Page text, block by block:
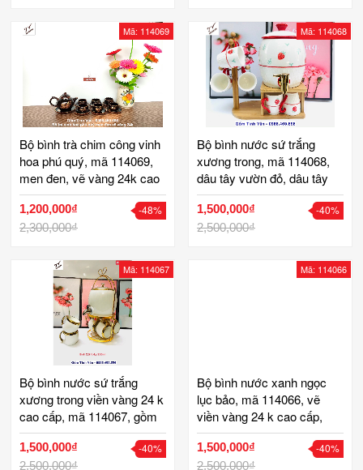
Mã: 114069
Bộ bình trà chim công vinh
hoa phú quý, mã 114069,
men đen, vẽ vàng 24k cao
cấp, gốm bát tràng tinh vân
1,200,000₫
2,300,000₫
-48%
Mã: 114068
Bộ bình nước sứ trắng
xương trong, mã 114068,
dâu tây vườn đỏ, dâu tây
vườn xanh, hoa dây, gồm 1
bình 2,5 lit và 6 ly cỡ
250ml, tặng kèm giá gỗ, bộ
lót ly để bình và tách, đựng
nước, pha trà, gốm tinh vân
1,500,000₫
2,500,000₫
-40%
Mã: 114067
Bộ bình nước sứ trắng
xương trong viền vàng 24 k
cao cấp, mã 114067, gồm
1 bình 2,5 lit và 6 ly cỡ
250ml, tặng kèm giá đồng
1,500,000₫
2,500,000₫
-40%
Mã: 114066
Bộ bình nước xanh ngọc
lục bảo, mã 114066, vẽ
viền vàng 24 k cao cấp,
dung tích 1 bình 2,5 lit, 6 ly
cỡ 250ml, tặng kèm giá
1,500,000₫
2,500,000₫
-40%